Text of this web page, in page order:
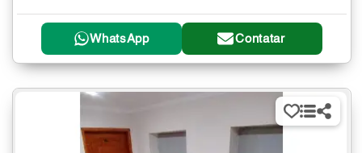
WhatsApp Contatar